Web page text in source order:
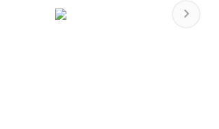
Next